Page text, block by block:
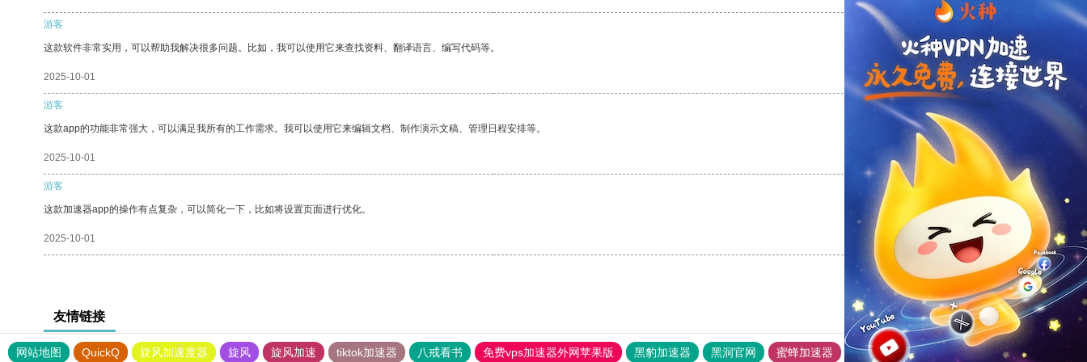
游客
这款软件非常实用，可以帮助我解决很多问题。比如，我可以使用它来查找资料、翻译语言、编写代码等。
2025-10-01 支持 [0] 反对[0]
游客
这款app的功能非常强大，可以满足我所有的工作需求。我可以使用它来编辑文档、制作演示文稿、管理日程安排等。
2025-10-01 支持[0] 反对
游客
这款加速器app的操作有点复杂，可以简化一下，比如将设置页面进行优化。
2025-10-01 支持[0] 反对[0]
友情链接
网站地图 QuickQ 旋风加速度器 旋风 旋风加速 tiktok加速器 八戒看书 免费vps加速器外网苹果版 黑豹加速器 黑洞官网 蜜蜂加速器 书游下载站 CHK下载站 快联加速器